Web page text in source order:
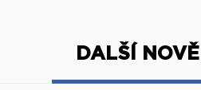
DALŠÍ